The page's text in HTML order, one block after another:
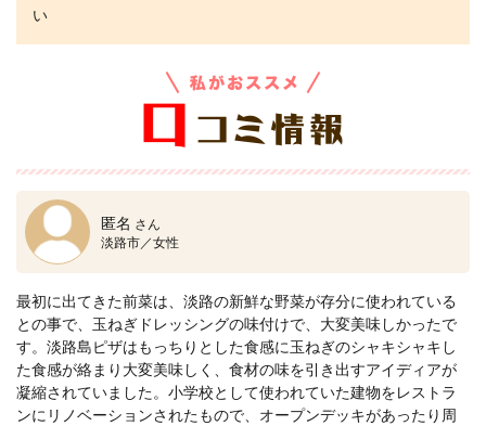
い
匿名 さん
淡路市／女性
最初に出てきた前菜は、淡路の新鮮な野菜が存分に使われている
との事で、玉ねぎドレッシングの味付けで、大変美味しかったで
す。淡路島ピザはもっちりとした食感に玉ねぎのシャキシャキし
た食感が絡まり大変美味しく、食材の味を引き出すアイディアが
凝縮されていました。小学校として使われていた建物をレストラ
ンにリノベーションされたもので、オープンデッキがあったり周